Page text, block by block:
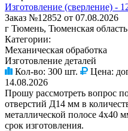
Изготовление (сверление) -
Заказ №12852 от 07.08.2026
г Тюмень, Тюменская область
Категории:
Механическая обработка
Изготовление деталей
Кол-во: 300 шт. Цена:
14.08.2026
Прошу рассмотреть вопрос
отверстий Д14 мм в
металлической полосе 4х40
срок изготовления.